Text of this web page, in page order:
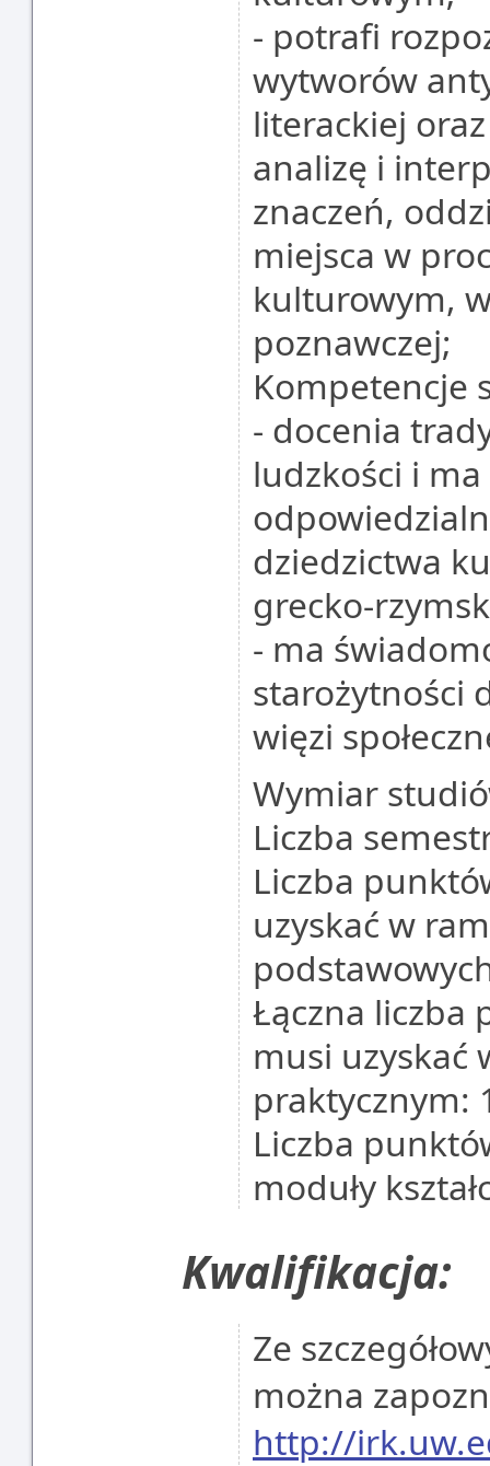
- potrafi
wytworów
literackiej
analizę i
znaczeń,
miejsca w
kulturowym,
poznawczej;
Kompetencje
- docenia
ludzkości i
dziedzictwa
grecko-
- ma
starożytności
więzi
Wymiar
Liczba
Liczba
uzyskać w
Łączna liczba
musi uzyskać
praktycznym:
Liczba
moduły
Kwalifikacja:
Ze
można
http://